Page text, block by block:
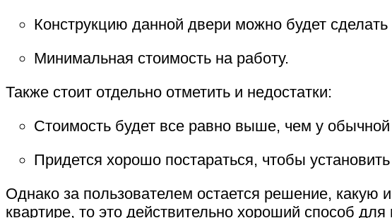
Конструкцию данной двери можно будет сделать
Минимальная стоимость на работу.
Также стоит отдельно отметить и недостатки:
Стоимость будет все равно выше, чем у
Придется хорошо постараться, чтобы
Однако за пользователем остается решение, какую
квартире, то это действительно хороший способ